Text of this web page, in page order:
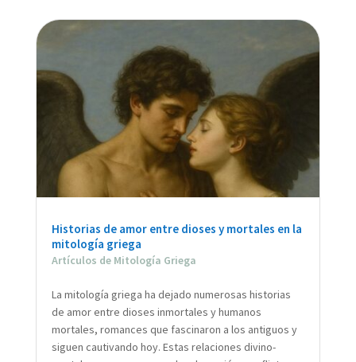
Historias de amor entre dioses y mortales en la
mitología griega
Artículos de Mitología Griega
La mitología griega ha dejado numerosas historias
de amor entre dioses inmortales y humanos
mortales, romances que fascinaron a los antiguos y
siguen cautivando hoy. Estas relaciones divino-